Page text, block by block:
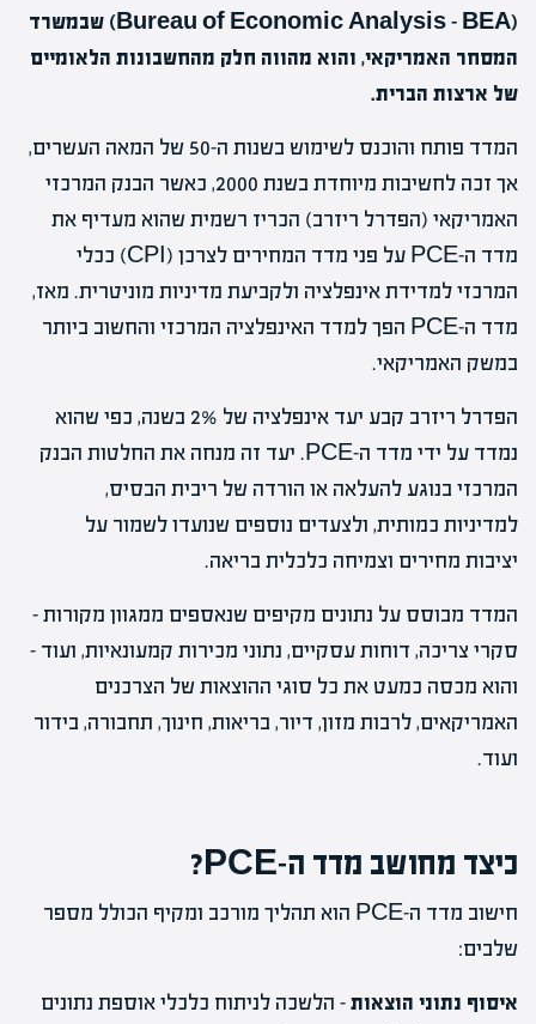
(Bureau of Economic Analysis – BEA) שבמשרד
המסחר האמריקאי, והוא מהווה חלק מהחשבונות הלאומיים
של ארצות הברית.
המדד פותח והוכנס לשימוש בשנות ה-50 של המאה העשרים,
אך זכה לחשיבות מיוחדת בשנת 2000, כאשר הבנק המרכזי
האמריקאי (הפדרל ריזרב) הכריז רשמית שהוא מעדיף את
מדד ה-PCE על פני מדד המחירים לצרכן (CPI) ככלי
המרכזי למדידת אינפלציה ולקביעת מדיניות מוניטרית. מאז,
מדד ה-PCE הפך למדד האינפלציה המרכזי והחשוב ביותר
במשק האמריקאי.
הפדרל ריזרב קבע יעד אינפלציה של 2% בשנה, כפי שהוא
נמדד על ידי מדד ה-PCE. יעד זה מנחה את החלטות הבנק
המרכזי בנוגע להעלאה או הורדה של ריבית הבסיס,
למדיניות כמותית, ולצעדים נוספים שנועדו לשמור על
יציבות מחירים וצמיחה כלכלית בריאה.
המדד מבוסס על נתונים מקיפים שנאספים ממגוון מקורות –
סקרי צריכה, דוחות עסקיים, נתוני מכירות קמעונאיות, ועוד –
והוא מכסה כמעט את כל סוגי ההוצאות של הצרכנים
האמריקאים, לרבות מזון, דיור, בריאות, חינוך, תחבורה, בידור
ועוד.
כיצד מחושב מדד ה-PCE?
חישוב מדד ה-PCE הוא תהליך מורכב ומקיף הכולל מספר
שלבים:
איסוף נתוני הוצאות– הלשכה לניתוח כלכלי אוספת נתונים